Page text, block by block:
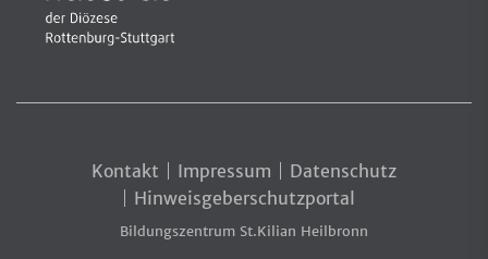
Bildungszentrum St.Kilian Heilbronn
Kontakt Impressum
Datenschutz
Hinweisgeberschutzportal